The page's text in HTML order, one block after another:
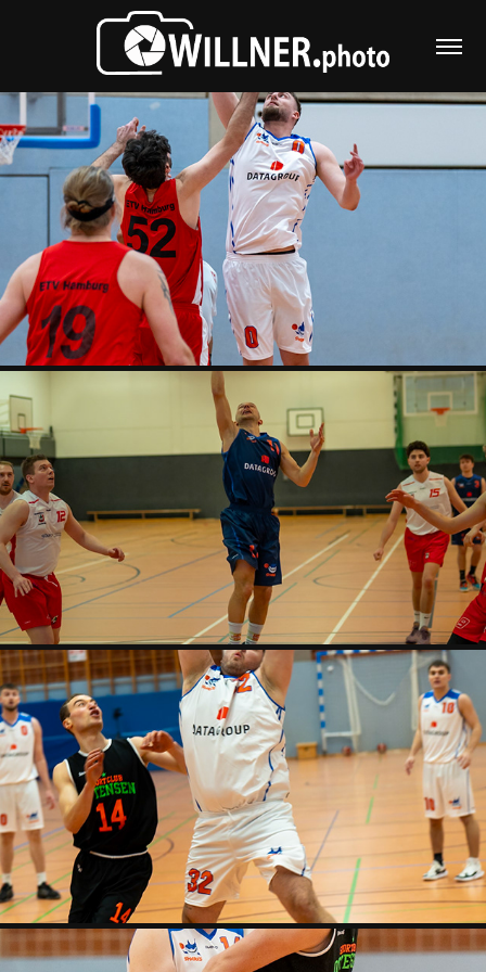
SHARKS 1.HERREN - ETV 08.03.2025
2025
SHARKS 1.HERREN - WALDDÖRFER 2.3.2025
2025
SHARKS HERREN - OTTENSEN 01.01.2025
2025